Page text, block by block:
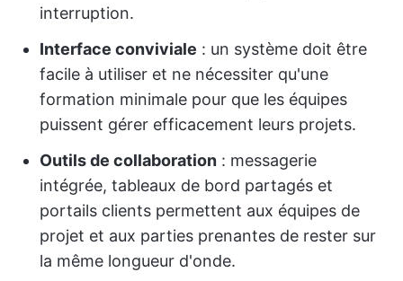
interruption.
Interface conviviale : un système doit être
facile à utiliser et ne nécessiter qu'une
formation minimale pour que les équipes
puissent gérer efficacement leurs projets.
Outils de collaboration : messagerie
intégrée, tableaux de bord partagés et
portails clients permettent aux équipes de
projet et aux parties prenantes de rester sur
la même longueur d'onde.